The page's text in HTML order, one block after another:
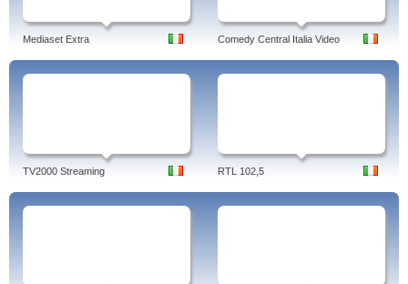
Mediaset Extra Comedy Central Italia Video
TV2000 Streaming RTL 102,5